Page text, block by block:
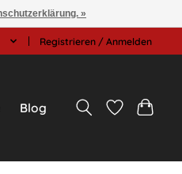
Registrieren / Anmelden
Blog
»